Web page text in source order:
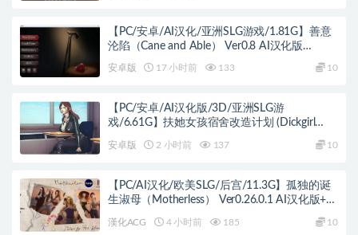
【PC/安卓/AI汉化/亚洲SLG游戏/1.81G】善意
沦陷（Cane and Able） Ver0.8 AI汉化版
安卓版 17 小时前 133 10
【PC/安卓/AI汉化版/3D/亚洲SLG游
戏/6.61G】扶她女孩宿舍改造计划 (Dickgirl
Dorm Revamp) Ver1.5 AI汉化版+PC+安卓+3D
亚洲SLG游戏+6.61G
安卓版 2 小时前 137 10
【PC/AI汉化/欧美SLG/后宫/11.3G】孤独的诞
生淑母（Motherless） Ver0.26.0.1 AI汉化版+欧
漢化ACG 4 小时前 185 10